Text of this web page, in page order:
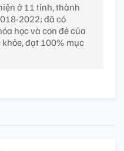
ở 11 tỉnh, thành
2022; đã có
học và con đẻ của
đạt 100% mục